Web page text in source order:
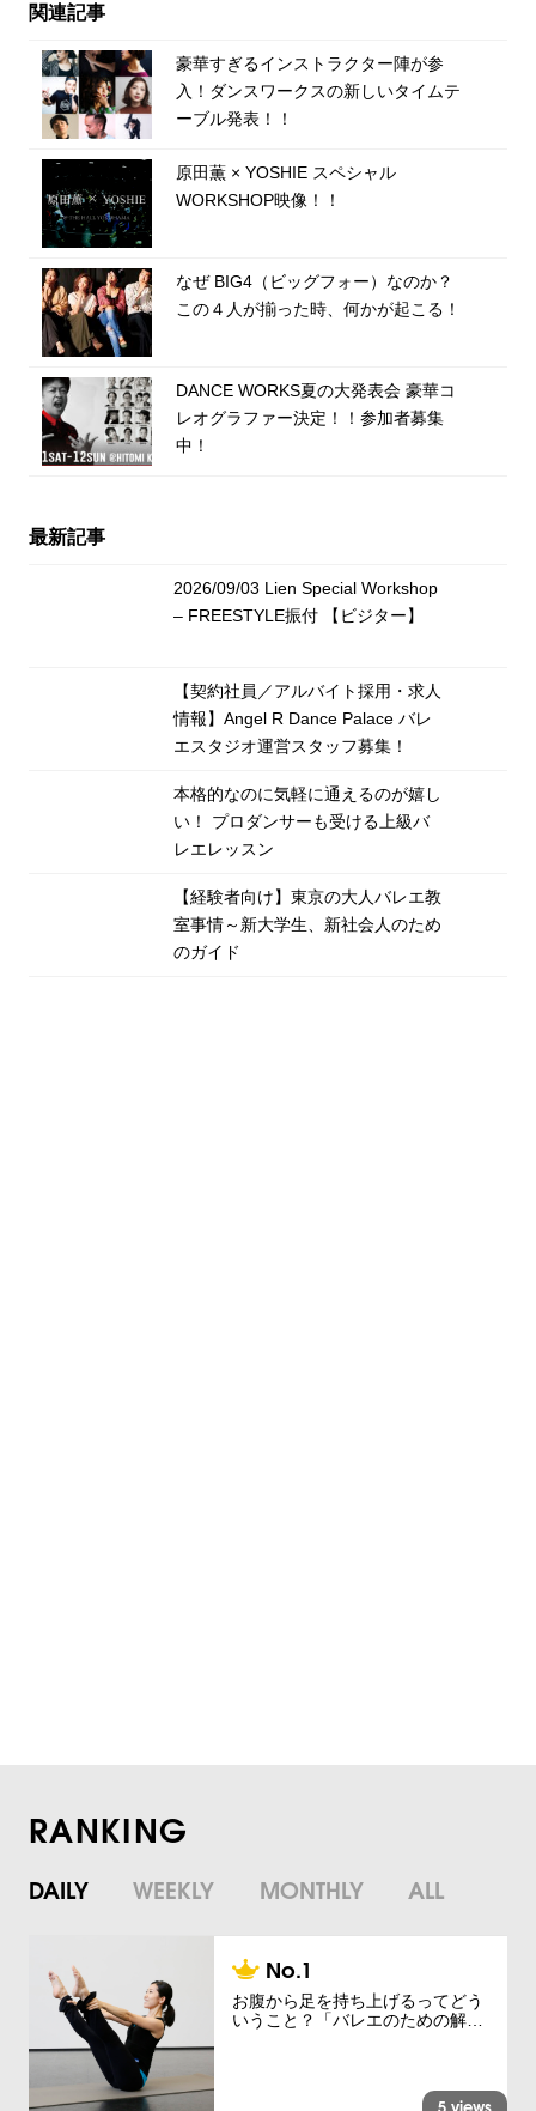
関連記事
豪華すぎるインストラクター陣が参
入！ダンスワークスの新しいタイムテ
ーブル発表！！
原田薫 × YOSHIE スペシャル
WORKSHOP映像！！
なぜ BIG4（ビッグフォー）なのか？
この４人が揃った時、何かが起こる！
DANCE WORKS夏の大発表会 豪華コ
レオグラファー決定！！参加者募集
中！
最新記事
2026/09/03 Lien Special Workshop
– FREESTYLE振付 【ビジター】
【契約社員／アルバイト採用・求人
情報】Angel R Dance Palace バレ
エスタジオ運営スタッフ募集！
本格的なのに気軽に通えるのが嬉し
い！ プロダンサーも受ける上級バ
レエレッスン
【経験者向け】東京の大人バレエ教
室事情～新大学生、新社会人のため
のガイド
RANKING
DAILY WEEKLY MONTHLY ALL
お腹から足を持ち上げるってどう
いうこと？「バレエのための解…
5 views